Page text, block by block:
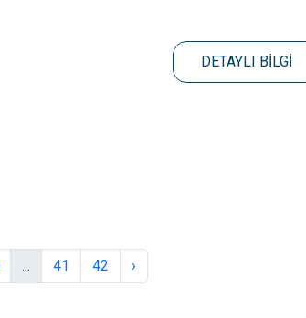
DETAYLI BİLGİ
... 41 42 ›